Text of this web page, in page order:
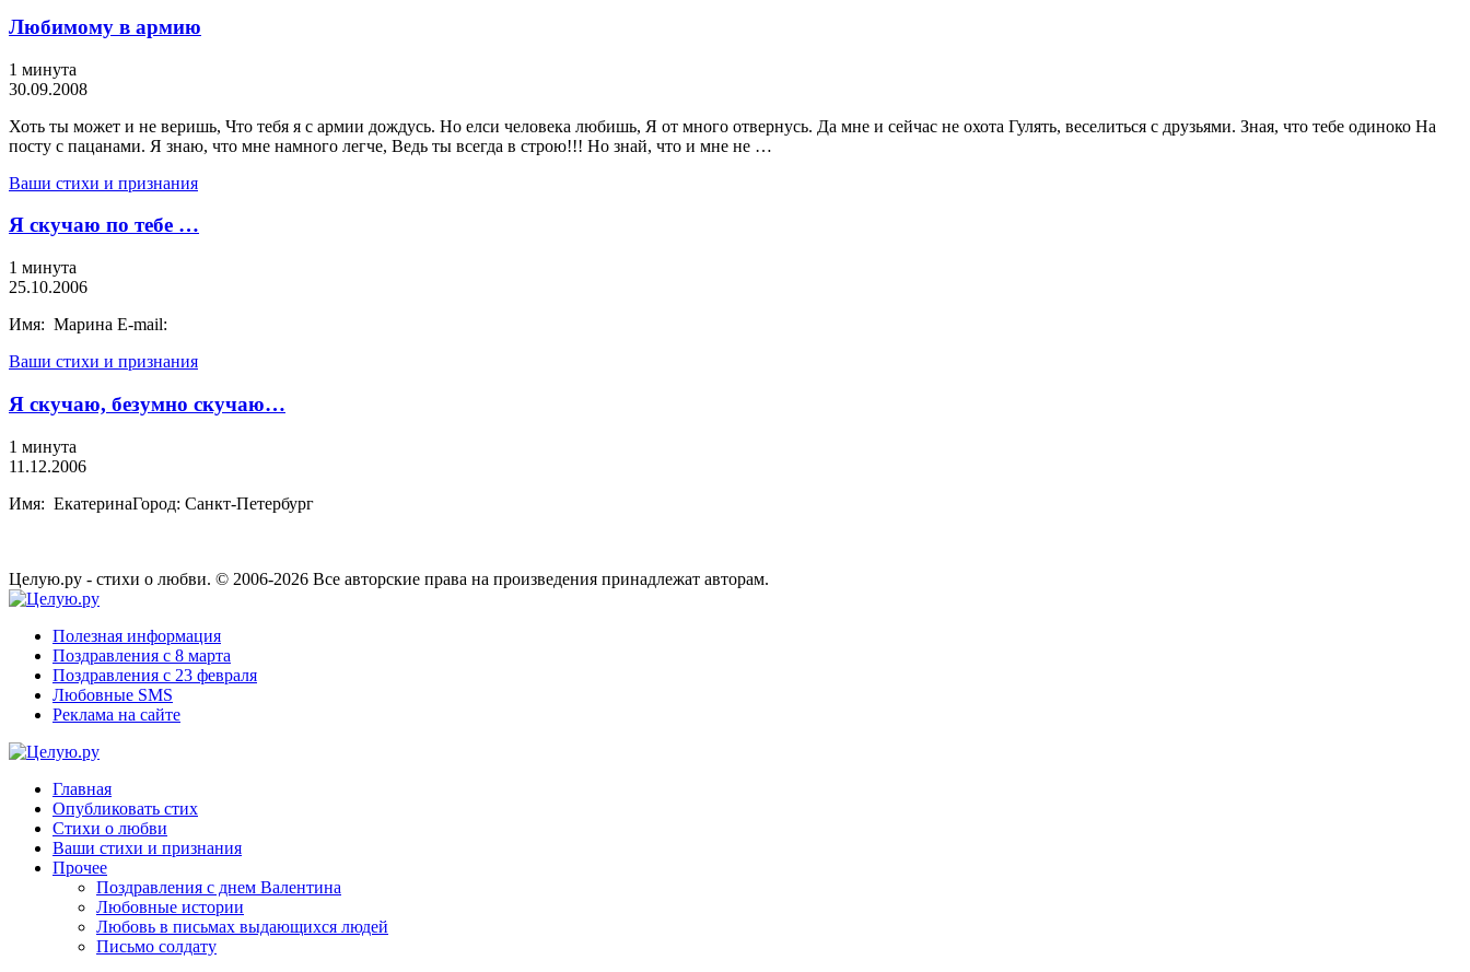
Любимому в армию
1 минута
30.09.2008
Хоть ты может и не веришь, Что тебя я с армии дождусь. Но елси человека любишь, Я от много отвернусь. Да мне и сейчас не охота Гулять, веселиться с друзьями. Зная, что тебе одиноко На
посту с пацанами. Я знаю, что мне намного легче, Ведь ты всегда в строю!!! Но знай, что и мне не …
Ваши стихи и признания
Я скучаю по тебе …
1 минута
25.10.2006
Имя: Марина E-mail:
Ваши стихи и признания
Я скучаю, безумно скучаю…
1 минута
11.12.2006
Имя: ЕкатеринаГород: Санкт-Петербург
Целую.ру - стихи о любви. © 2006-2026 Все авторские права на произведения принадлежат авторам.
Полезная информация
Поздравления с 8 марта
Поздравления с 23 февраля
Любовные SMS
Реклама на сайте
Главная
Опубликовать стих
Стихи о любви
Ваши стихи и признания
Прочее
Поздравления с днем Валентина
Любовные истории
Любовь в письмах выдающихся людей
Письмо солдату